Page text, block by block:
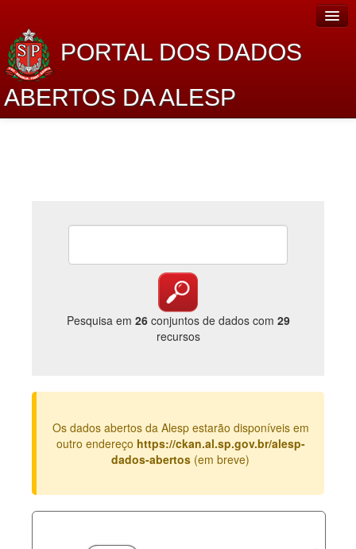
PORTAL DOS DADOS
ABERTOS DA ALESP
Lei de Acesso à Informação
Catálogo de dados
Legislação
Perguntas frequentes
Pesquisa em 26conjuntos de dados com 29
recursos
Os dados abertos da Alesp estarão disponíveis em
outro endereço https://ckan.al.sp.gov.br/alesp-
dados-abertos (em breve)